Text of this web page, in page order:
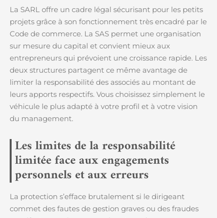
La SARL offre un cadre légal sécurisant pour les petits
projets grâce à son fonctionnement très encadré par le
Code de commerce. La SAS permet une organisation
sur mesure du capital et convient mieux aux
entrepreneurs qui prévoient une croissance rapide. Les
deux structures partagent ce même avantage de
limiter la responsabilité des associés au montant de
leurs apports respectifs. Vous choisissez simplement le
véhicule le plus adapté à votre profil et à votre vision
du management.
Les limites de la responsabilité
limitée face aux engagements
personnels et aux erreurs
La protection s’efface brutalement si le dirigeant
commet des fautes de gestion graves ou des fraudes